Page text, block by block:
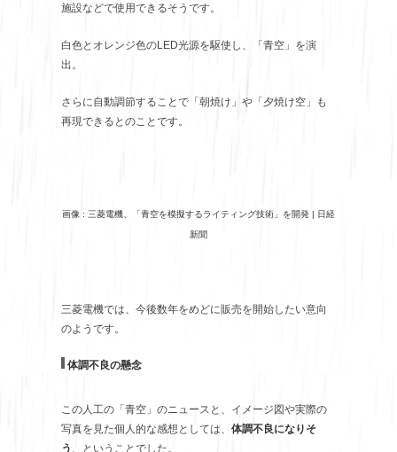
施設などで使用できるそうです。
白色とオレンジ色のLED光源を駆使し、「青空」を演
出。
さらに自動調節することで「朝焼け」や「夕焼け空」も
再現できるとのことです。
画像 : 三菱電機、「青空を模擬するライティング技術」を開発 | 日経
新聞
三菱電機では、今後数年をめどに販売を開始したい意向
のようです。
体調不良の懸念
この人工の「青空」のニュースと、イメージ図や実際の
写真を見た個人的な感想としては、 体調不良になりそ
う 、ということでした。